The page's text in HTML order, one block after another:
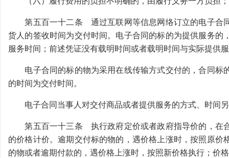
第五百一十二条 通过互联网等信息网络订立的电子合同
货人的签收时间为交付时间。电子合同的标的为提供服务
服务时间；前述凭证没有载明时间或者载明时间与实际提供
电子合同的标的物为采用在线传输方式交付的，合同标
的时间为交付时间。
电子合同当事人对交付商品或者提供服务的方式、时间另
第五百一十三条 执行政府定价或者政府指导价的，在合
的价格计价。逾期交付标的物的，遇价格上涨时，按照原
的物或者逾期付款的，遇价格上涨时，按照新价格执行；价